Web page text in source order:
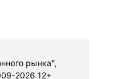
рынка",
2026 12+